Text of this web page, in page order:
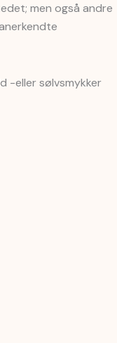
men også andre
-eller sølvsmykker